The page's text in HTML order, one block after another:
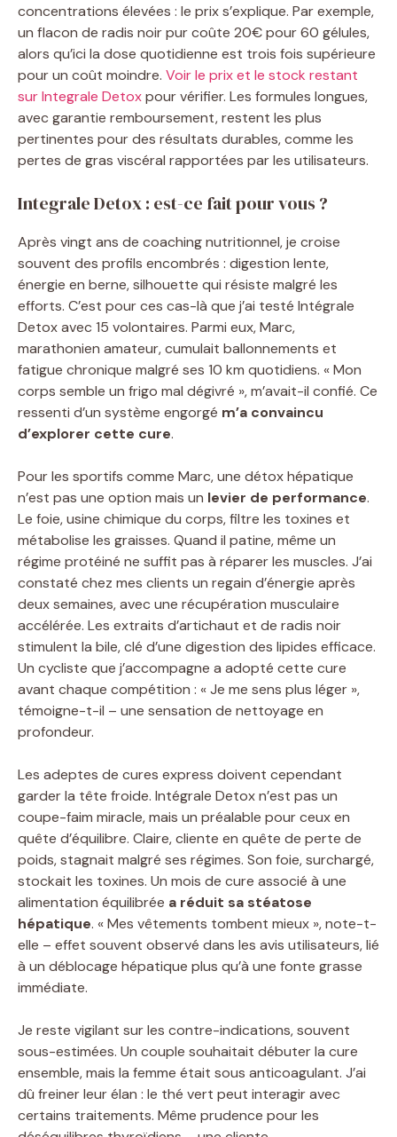
concentrations élevées : le prix s’explique. Par exemple,
un flacon de radis noir pur coûte 20€ pour 60 gélules,
alors qu’ici la dose quotidienne est trois fois supérieure
pour un coût moindre. Voir le prix et le stock restant
sur Integrale Detoxpour vérifier. Les formules longues,
avec garantie remboursement, restent les plus
pertinentes pour des résultats durables, comme les
pertes de gras viscéral rapportées par les utilisateurs.
Integrale Detox : est-ce fait pour vous ?
Après vingt ans de coaching nutritionnel, je croise
souvent des profils encombrés : digestion lente,
énergie en berne, silhouette qui résiste malgré les
efforts. C’est pour ces cas-là que j’ai testé Intégrale
Detox avec 15 volontaires. Parmi eux, Marc,
marathonien amateur, cumulait ballonnements et
fatigue chronique malgré ses 10 km quotidiens. « Mon
corps semble un frigo mal dégivré », m’avait-il confié. Ce
ressenti d’un système engorgé m’a convaincu
d’explorer cette cure.
Pour les sportifs comme Marc, une détox hépatique
n’est pas une option mais un levier de performance.
Le foie, usine chimique du corps, filtre les toxines et
métabolise les graisses. Quand il patine, même un
régime protéiné ne suffit pas à réparer les muscles. J’ai
constaté chez mes clients un regain d’énergie après
deux semaines, avec une récupération musculaire
accélérée. Les extraits d’artichaut et de radis noir
stimulent la bile, clé d’une digestion des lipides efficace.
Un cycliste que j’accompagne a adopté cette cure
avant chaque compétition : « Je me sens plus léger »,
témoigne-t-il – une sensation de nettoyage en
profondeur.
Les adeptes de cures express doivent cependant
garder la tête froide. Intégrale Detox n’est pas un
coupe-faim miracle, mais un préalable pour ceux en
quête d’équilibre. Claire, cliente en quête de perte de
poids, stagnait malgré ses régimes. Son foie, surchargé,
stockait les toxines. Un mois de cure associé à une
alimentation équilibrée a réduit sa stéatose
hépatique. « Mes vêtements tombent mieux », note-t-
elle – effet souvent observé dans les avis utilisateurs, lié
à un déblocage hépatique plus qu’à une fonte grasse
immédiate.
Je reste vigilant sur les contre-indications, souvent
sous-estimées. Un couple souhaitait débuter la cure
ensemble, mais la femme était sous anticoagulant. J’ai
dû freiner leur élan : le thé vert peut interagir avec
certains traitements. Même prudence pour les